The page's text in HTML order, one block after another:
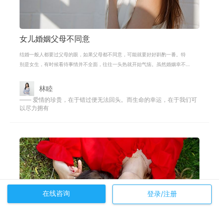
女儿婚姻父母不同意
结婚一般人都要过父母的眼，如果父母都不同意，可能就要好好斟酌一番。特
别是女生，有时候看待事情并不全面，往往一头热就开始气恼。虽然婚姻幸不
林睦
—— 爱情的珍贵，在于错过便无法回头。而生命的幸运，在于我们可
以尽力拥有
在线咨询 登录/注册